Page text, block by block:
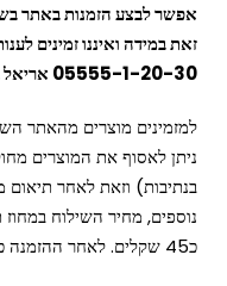
אפשר לבצע הזמנות באתר
זאת במידה ואיננו זמינים
05555-1-20-30 אריאל .
למזמינים מוצרים מהאתר
ניתן לאסוף את המוצרים
בנתיבות) וזאת לאחר תיאום
כ45 שקלים. לאחר ההזמנה כדאי ורצוי לתאם בוואצאפ את ההזמנה.